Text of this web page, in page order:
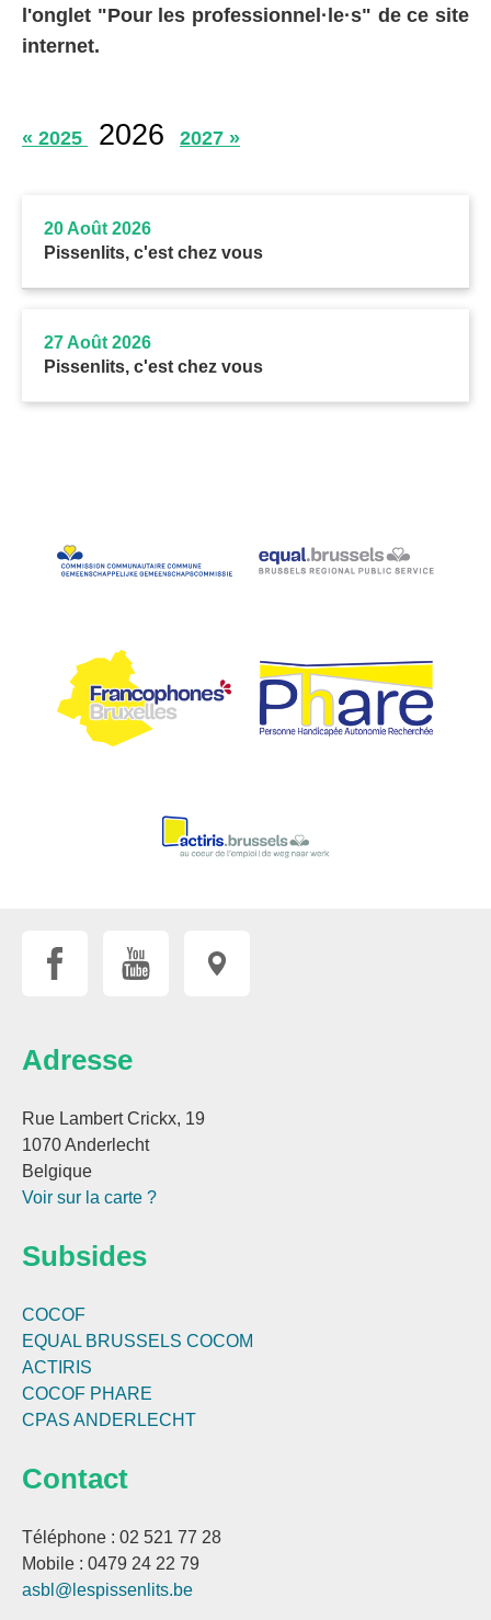
l'onglet "Pour les professionnel·le·s" de ce site
internet.
« 2025 2026 2027 »
20 Août 2026
Pissenlits, c'est chez vous
27 Août 2026
Pissenlits, c'est chez vous
Adresse
Rue Lambert Crickx, 19
1070 Anderlecht
Belgique
Voir sur la carte ?
Subsides
COCOF
EQUAL BRUSSELS COCOM
ACTIRIS
COCOF PHARE
CPAS ANDERLECHT
Contact
Téléphone : 02 521 77 28
Mobile : 0479 24 22 79
asbl@lespissenlits.be